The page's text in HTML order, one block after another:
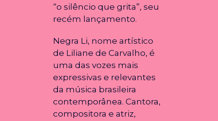
“o silêncio que grita”, seu
recém lançamento.
Negra Li, nome artístico
de Liliane de Carvalho, é
uma das vozes mais
expressivas e relevantes
da música brasileira
contemporânea. Cantora,
compositora e atriz,